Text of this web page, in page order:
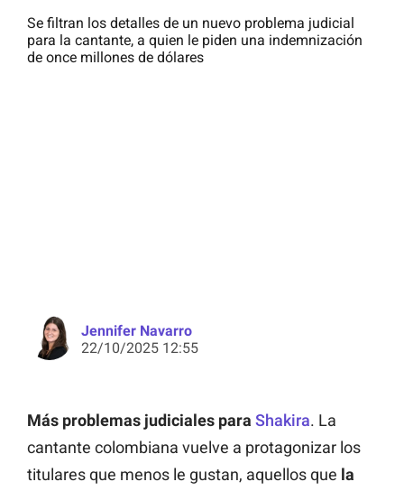
Se filtran los detalles de un nuevo problema judicial
para la cantante, a quien le piden una indemnización
de once millones de dólares
Jennifer Navarro
22/10/2025 12:55
Más problemas judiciales para Shakira. La
cantante colombiana vuelve a protagonizar los
titulares que menos le gustan, aquellos que la